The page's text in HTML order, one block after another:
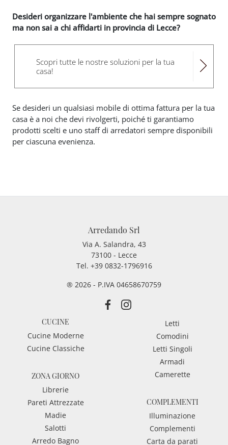
Desideri organizzare l'ambiente che hai sempre sognato
ma non sai a chi affidarti in provincia di Lecce?
Scopri tutte le nostre soluzioni per la tua
casa!
Se desideri un qualsiasi mobile di ottima fattura per la tua
casa è a noi che devi rivolgerti, poiché ti garantiamo
prodotti scelti e uno staff di arredatori sempre disponibili
per ciascuna evenienza.
Arredando Srl
Via A. Salandra, 43
73100 - Lecce
Tel. +39 0832-1796916
® 2026 - P.IVA 04658670759
CUCINE
Cucine Moderne
Cucine Classiche
ZONA GIORNO
Librerie
Pareti Attrezzate
Madie
Salotti
Arredo Bagno
Letti
Comodini
Letti Singoli
Armadi
Camerette
COMPLEMENTI
Illuminazione
Complementi
Carta da parati